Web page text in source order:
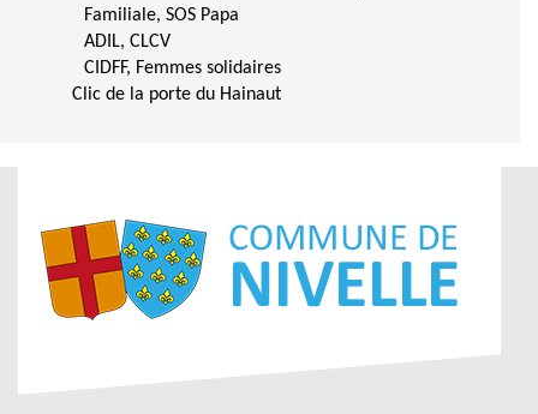
Familiale, SOS Papa
ADIL, CLCV
CIDFF, Femmes solidaires
Clic de la porte du Hainaut